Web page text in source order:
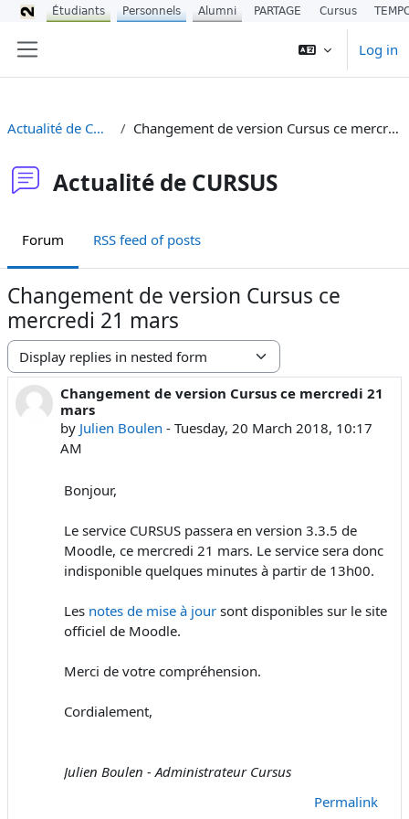
Log in
Actualité de CURSUS Changement de version Cursus ce mercredi 21 mars
Actualité de CURSUS
Forum RSS feed of posts
Changement de version Cursus ce
mercredi 21 mars
Display mode
Changement de version Cursus ce mercredi 21
mars
by Julien Boulen -Tuesday, 20 March 2018, 10:17
AM
Number of replies: 0
Bonjour,
Le service CURSUS passera en version 3.3.5 de
Moodle, ce mercredi 21 mars. Le service sera donc
indisponible quelques minutes à partir de 13h00.
Les notes de mise à jour sont disponibles sur le site
officiel de Moodle.
Merci de votre compréhension.
Cordialement,
Julien Boulen - Administrateur Cursus
Permalink
Étudiants Personnels Alumni PARTAGE Cursus